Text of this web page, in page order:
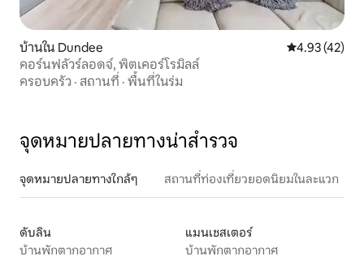
บ้านใน Dundee คะแนนเฉลี่ย
4.93 (42)
คอร์นฟลัวร์ลอดจ์, พิตเคอร์โรมิลล์
ครอบครัว · สถานที่ · พื้นที่ในร่ม
จุดหมายปลายทางน่าสำรวจ
จุดหมายปลายทางใกล้ๆ สถานที่ท่องเที่ยวยอดนิยมในละแวก
ดับลิน
บ้านพักตากอากาศ
แมนเชสเตอร์
บ้านพักตากอากาศ